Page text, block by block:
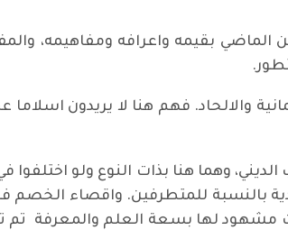
الماضي بقيمه واعرافه ومفاهيمه،
والالحاد. فهم هنا لا يريدون اسلاما
وهما هنا بذات النوع ولو اختلفوا في
بالنسبة للمتطرفين. واقصاء الخصم
مشهود لها بسعة العلم والمعرفة تم